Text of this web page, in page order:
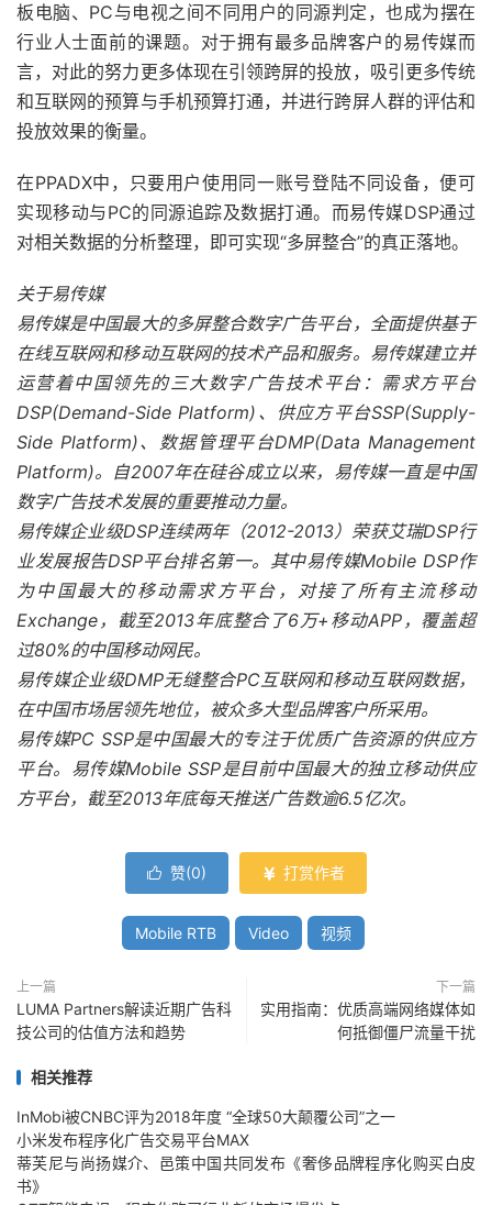
板电脑、PC与电视之间不同用户的同源判定，也成为摆在
行业人士面前的课题。对于拥有最多品牌客户的易传媒而
言，对此的努力更多体现在引领跨屏的投放，吸引更多传统
和互联网的预算与手机预算打通，并进行跨屏人群的评估和
投放效果的衡量。
在PPADX中，只要用户使用同一账号登陆不同设备，便可
实现移动与PC的同源追踪及数据打通。而易传媒DSP通过
对相关数据的分析整理，即可实现“多屏整合”的真正落地。
关于易传媒
易传媒是中国最大的多屏整合数字广告平台，全面提供基于
在线互联网和移动互联网的技术产品和服务。易传媒建立并
运营着中国领先的三大数字广告技术平台：需求方平台
DSP(Demand-Side Platform)、供应方平台SSP(Supply-
Side Platform)、数据管理平台DMP(Data Management
Platform)。自2007年在硅谷成立以来，易传媒一直是中国
数字广告技术发展的重要推动力量。
易传媒企业级DSP连续两年（2012-2013）荣获艾瑞DSP行
业发展报告DSP平台排名第一。其中易传媒Mobile DSP作
为中国最大的移动需求方平台，对接了所有主流移动
Exchange，截至2013年底整合了6万+移动APP，覆盖超
过80%的中国移动网民。
易传媒企业级DMP无缝整合PC互联网和移动互联网数据，
在中国市场居领先地位，被众多大型品牌客户所采用。
易传媒PC SSP是中国最大的专注于优质广告资源的供应方
平台。易传媒Mobile SSP是目前中国最大的独立移动供应
方平台，截至2013年底每天推送广告数逾6.5亿次。
 赞(0)  打赏作者
Mobile RTB Video 视频
上一篇
LUMA Partners解读近期广告科
技公司的估值方法和趋势
下一篇
实用指南：优质高端网络媒体如
何抵御僵尸流量干扰
相关推荐
InMobi被CNBC评为2018年度 “全球50大颠覆公司”之一
小米发布程序化广告交易平台MAX
蒂芙尼与尚扬媒介、邑策中国共同发布《奢侈品牌程序化购买白皮
书》